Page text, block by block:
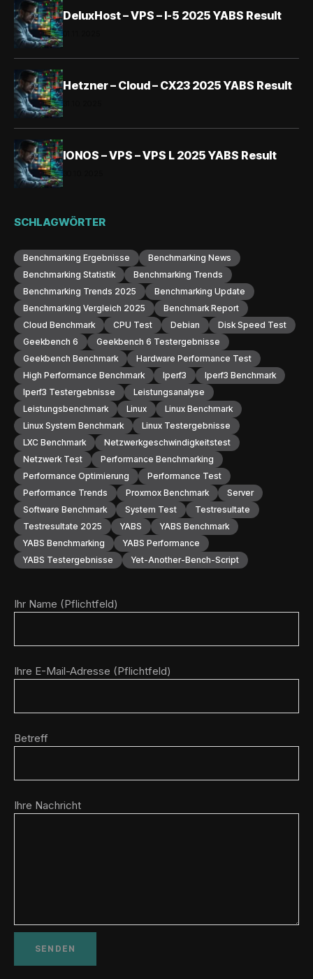
DeluxHost – VPS – I-5 2025 YABS Result
Hetzner – Cloud – CX23 2025 YABS Result
IONOS – VPS – VPS L 2025 YABS Result
SCHLAGWÖRTER
Benchmarking Ergebnisse
Benchmarking News
Benchmarking Statistik
Benchmarking Trends
Benchmarking Trends 2025
Benchmarking Update
Benchmarking Vergleich 2025
Benchmark Report
Cloud Benchmark
CPU Test Debian
Disk Speed Test
Geekbench 6
Geekbench 6 Testergebnisse
Geekbench Benchmark
Hardware Performance Test
High Performance Benchmark
Iperf3
Iperf3 Benchmark
Iperf3 Testergebnisse
Leistungsanalyse
Leistungsbenchmark
Linux
Linux Benchmark
Linux System Benchmark
Linux Testergebnisse
LXC Benchmark
Netzwerkgeschwindigkeitstest
Netzwerk Test
Performance Benchmarking
Performance Optimierung
Performance Test
Performance Trends
Proxmox Benchmark
Server
Software Benchmark
System Test
Testresultate
Testresultate 2025
YABS
YABS Benchmark
YABS Benchmarking
YABS Performance
YABS Testergebnisse
Yet-Another-Bench-Script
Ihr Name (Pflichtfeld)
Ihre E-Mail-Adresse (Pflichtfeld)
Betreff
Ihre Nachricht